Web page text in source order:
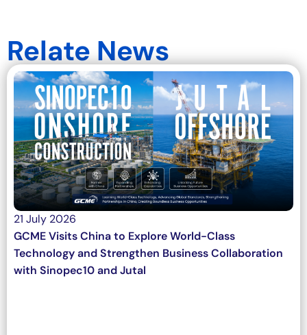
Relate News
21 July 2026
GCME Visits China to Explore World-Class
Technology and Strengthen Business Collaboration
with Sinopec10 and Jutal